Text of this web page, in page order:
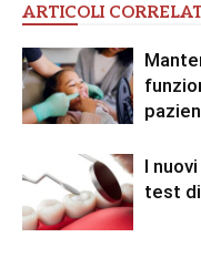
ARTICOLI
I
test